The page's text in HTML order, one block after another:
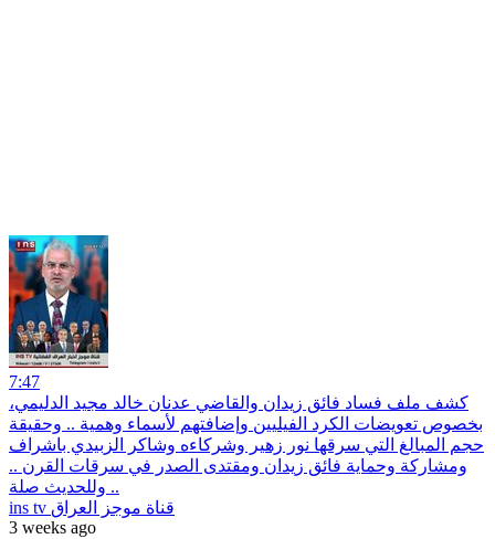
7:47
كشف ملف فساد فائق زيدان والقاضي عدنان خالد مجيد الدليمي،
بخصوص تعويضات الكرد الفيليين وإضافتهم لأسماء وهمية .. وحقيقة
حجم المبالغ التي سرقها نور زهير وشركاءه وشاكر الزبيدي باشراف
ومشاركة وحماية فائق زيدان ومقتدى الصدر في سرقات القرن ..
وللحديث صلة ..
ins tv قناة موجز العراق
3 weeks ago